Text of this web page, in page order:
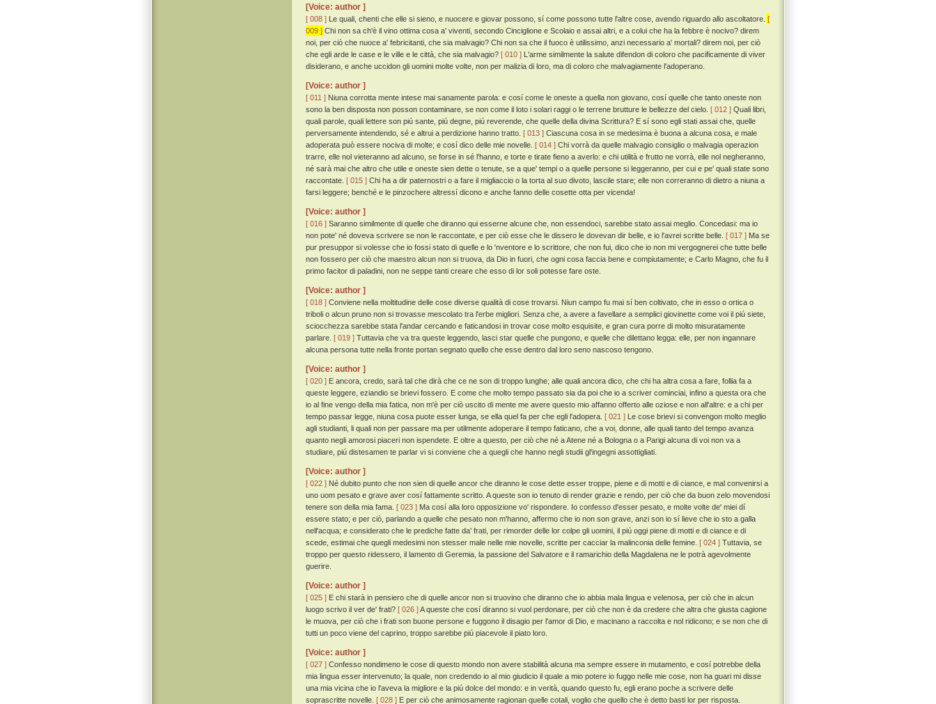
[Voice: author ]
[ 008 ] Le quali, chenti che elle si sieno, e nuocere e giovar possono, sí come possono tutte l'altre cose, avendo riguardo allo ascoltatore. [
009 ] Chi non sa ch'è il vino ottima cosa a' viventi, secondo Cinciglione e Scolaio e assai altri, e a colui che ha la febbre è nocivo? direm
noi, per ciò che nuoce a' febricitanti, che sia malvagio? Chi non sa che il fuoco è utilissimo, anzi necessario a' mortali? direm noi, per ciò
che egli arde le case e le ville e le città, che sia malvagio? [ 010 ] L'arme similmente la salute difendon di coloro che pacificamente di viver
disiderano, e anche uccidon gli uomini molte volte, non per malizia di loro, ma di coloro che malvagiamente l'adoperano.
[Voice: author ]
[ 011 ] Niuna corrotta mente intese mai sanamente parola: e cosí come le oneste a quella non giovano, cosí quelle che tanto oneste non
sono la ben disposta non posson contaminare, se non come il loto i solari raggi o le terrene brutture le bellezze del cielo. [ 012 ] Quali libri,
quali parole, quali lettere son piú sante, piú degne, piú reverende, che quelle della divina Scrittura? E sí sono egli stati assai che, quelle
perversamente intendendo, sé e altrui a perdizione hanno tratto. [ 013 ] Ciascuna cosa in se medesima è buona a alcuna cosa, e male
adoperata può essere nociva di molte; e cosí dico delle mie novelle. [ 014 ] Chi vorrà da quelle malvagio consiglio o malvagia operazion
trarre, elle nol vieteranno ad alcuno, se forse in sé l'hanno, e torte e tirate fieno a averlo: e chi utilità e frutto ne vorrà, elle nol negheranno,
né sarà mai che altro che utile e oneste sien dette o tenute, se a que' tempi o a quelle persone si leggeranno, per cui e pe' quali state sono
raccontate. [ 015 ] Chi ha a dir paternostri o a fare il migliaccio o la torta al suo divoto, lascile stare; elle non correranno di dietro a niuna a
farsi leggere; benché e le pinzochere altressí dicono e anche fanno delle cosette otta per vicenda!
[Voice: author ]
[ 016 ] Saranno similmente di quelle che diranno qui esserne alcune che, non essendoci, sarebbe stato assai meglio. Concedasi: ma io
non pote' né doveva scrivere se non le raccontate, e per ciò esse che le dissero le dovevan dir belle, e io l'avrei scritte belle. [ 017 ] Ma se
pur presuppor si volesse che io fossi stato di quelle e lo 'nventore e lo scrittore, che non fui, dico che io non mi vergognerei che tutte belle
non fossero per ciò che maestro alcun non si truova, da Dio in fuori, che ogni cosa faccia bene e compiutamente; e Carlo Magno, che fu il
primo facitor di paladini, non ne seppe tanti creare che esso di lor soli potesse fare oste.
[Voice: author ]
[ 018 ] Conviene nella moltitudine delle cose diverse qualità di cose trovarsi. Niun campo fu mai sí ben coltivato, che in esso o ortica o
triboli o alcun pruno non si trovasse mescolato tra l'erbe migliori. Senza che, a avere a favellare a semplici giovinette come voi il piú siete,
sciocchezza sarebbe stata l'andar cercando e faticandosi in trovar cose molto esquisite, e gran cura porre di molto misuratamente
parlare. [ 019 ] Tuttavia che va tra queste leggendo, lasci star quelle che pungono, e quelle che dilettano legga: elle, per non ingannare
alcuna persona tutte nella fronte portan segnato quello che esse dentro dal loro seno nascoso tengono.
[Voice: author ]
[ 020 ] E ancora, credo, sarà tal che dirà che ce ne son di troppo lunghe; alle quali ancora dico, che chi ha altra cosa a fare, follia fa a
queste leggere, eziandio se brievi fossero. E come che molto tempo passato sia da poi che io a scriver cominciai, infino a questa ora che
io al fine vengo della mia fatica, non m'è per ciò uscito di mente me avere questo mio affanno offerto alle oziose e non all'altre: e a chi per
tempo passar legge, niuna cosa puote esser lunga, se ella quel fa per che egli l'adopera. [ 021 ] Le cose brievi si convengon molto meglio
agli studianti, li quali non per passare ma per utilmente adoperare il tempo faticano, che a voi, donne, alle quali tanto del tempo avanza
quanto negli amorosi piaceri non ispendete. E oltre a questo, per ciò che né a Atene né a Bologna o a Parigi alcuna di voi non va a
studiare, piú distesamen te parlar vi si conviene che a quegli che hanno negli studii gl'ingegni assottigliati.
[Voice: author ]
[ 022 ] Né dubito punto che non sien di quelle ancor che diranno le cose dette esser troppe, piene e di motti e di ciance, e mal convenirsi a
uno uom pesato e grave aver cosí fattamente scritto. A queste son io tenuto di render grazie e rendo, per ciò che da buon zelo movendosi
tenere son della mia fama. [ 023 ] Ma cosí alla loro opposizione vo' rispondere. Io confesso d'esser pesato, e molte volte de' miei dí
essere stato; e per ciò, parlando a quelle che pesato non m'hanno, affermo che io non son grave, anzi son io sí lieve che io sto a galla
nell'acqua; e considerato che le prediche fatte da' frati, per rimorder delle lor colpe gli uomini, il piú oggi piene di motti e di ciance e di
scede, estimai che quegli medesimi non stesser male nelle mie novelle, scritte per cacciar la malinconia delle femine. [ 024 ] Tuttavia, se
troppo per questo ridessero, il lamento di Geremia, la passione del Salvatore e il ramarichio della Magdalena ne le potrà agevolmente
guerire.
[Voice: author ]
[ 025 ] E chi starà in pensiero che di quelle ancor non si truovino che diranno che io abbia mala lingua e velenosa, per ciò che in alcun
luogo scrivo il ver de' frati? [ 026 ]A queste che cosí diranno si vuol perdonare, per ciò che non è da credere che altra che giusta cagione
le muova, per ciò che i frati son buone persone e fuggono il disagio per l'amor di Dio, e macinano a raccolta e nol ridicono; e se non che di
tutti un poco viene del caprino, troppo sarebbe piú piacevole il piato loro.
[Voice: author ]
[ 027 ] Confesso nondimeno le cose di questo mondo non avere stabilità alcuna ma sempre essere in mutamento, e cosí potrebbe della
mia lingua esser intervenuto; la quale, non credendo io al mio giudicio il quale a mio potere io fuggo nelle mie cose, non ha guari mi disse
una mia vicina che io l'aveva la migliore e la piú dolce del mondo: e in verità, quando questo fu, egli erano poche a scrivere delle
soprascritte novelle. [ 028 ] E per ciò che animosamente ragionan quelle cotali, voglio che quello che è detto basti lor per risposta.